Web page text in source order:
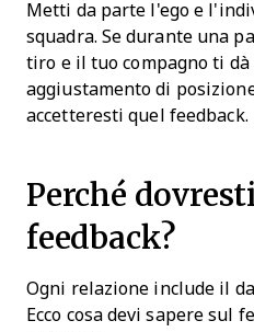
Metti da parte l'ego e
squadra. Se durante una
tiro e il tuo compagno ti dà
aggiustamento di
accetteresti quel feedback.
Perché
feedback?
Ogni relazione include il
Ecco cosa devi sapere sul